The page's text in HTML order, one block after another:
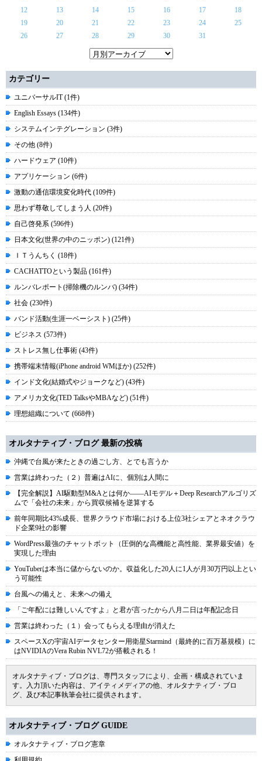
12
13 14 15 16 17
18
19
20 21 22 23 24
25
26
27 28 29 30 31
カテゴリー
ユニバーサルIT (1件)
English Essays (134件)
システムインテグレーション (3件)
その他 (8件)
ハードウェア (10件)
アプリケーション (6件)
激動の通信環境変化時代 (109件)
思わず尊敬してしまう人 (20件)
自己啓発系 (596件)
日本文化(世界の中のニッポン) (121件)
ＩＴうんちく (18件)
CACHATTOという製品 (161件)
ルンバレポート(掃除機のルンバ) (34件)
社会 (230件)
バンド活動(生涯一ベーシスト) (25件)
ビジネス (573件)
ストレス無し仕事術 (43件)
携帯端末情報(iPhone android WMほか) (252件)
インド文化(結婚式やジョークなど) (43件)
アメリカ文化(TED TalksやMBAなど) (51件)
理想組織について (668件)
オルタナティブ・ブログ 最新の投稿
沖縄で台風が来たときの過ごし方、とでも言うか
営業は終わった（２）普遍はAIに、個別は人間に
【完全解説】AI駆動型M&Aとは何か――AIモデル＋Deep Researchアルゴリズ
ムで「会社の未来」から買収候補を逆算する
前年同期比43%成長、世界クラウド市場における上位3社シェアとネオクラウ
ド企業9社の影響
WordPress最強のチャットボット（圧倒的な高機能と高性能、業界最安値）を
実現した理由
YouTuberは本当に儲からないのか。収益化した20人に1人が月30万円以上とい
う可能性
台風への備えと、未来への備え
「ご年配には難しいんですよ」と君が言ったから八月二日は年配記念日
営業は終わった（１）会ってもらえる理由が消えた
スペースXの宇宙AIデータセンター用衛星Starmind（最終的に百万基規模）に
はNVIDIAのVera Rubin NVL72が搭載される！
オルタナティブ・ブログは、専門スタッフにより、企画・構成されていま
す。入力頂いた内容は、アイティメディアの他、オルタナティブ・ブロ
グ、及び本記事執筆会社に提供されます。
オルタナティブ・ブログ GUIDE
オルタナティブ・ブログ憲章